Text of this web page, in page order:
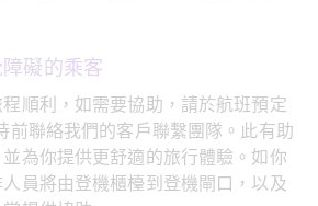
礙的乘客
順利，如需要協助，請於航班預定
前聯絡我們的客戶聯繫團隊。此有助
為你提供更舒適的旅行體驗。如你
員將由登機櫃檯到登機閘口，以及